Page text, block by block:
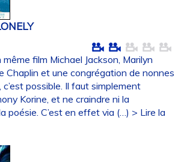
même film Michael Jackson, Marilyn
Chaplin et une congrégation de nonnes
possible. Il faut simplement
Korine, et ne craindre ni la
poésie. C’est en effet via (…) > Lire la